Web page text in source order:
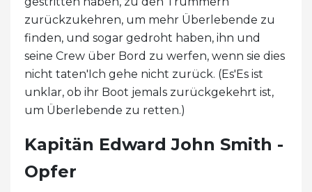
zurückzukehren, um mehr Überlebende zu
finden, und sogar gedroht haben, ihn und
seine Crew über Bord zu werfen, wenn sie dies
nicht taten'Ich gehe nicht zurück. (Es'Es ist
unklar, ob ihr Boot jemals zurückgekehrt ist,
um Überlebende zu retten.)
Kapitän Edward John Smith -
Opfer